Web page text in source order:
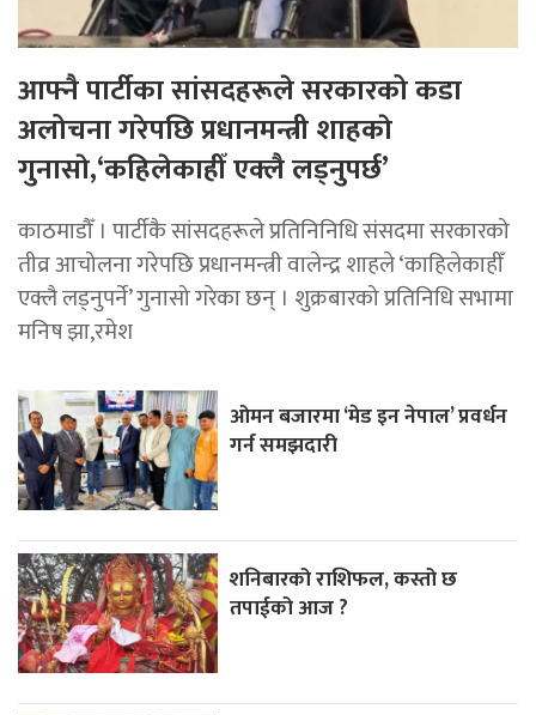
आफ्नै पार्टीका सांसदहरूले सरकारको कडा
अलोचना गरेपछि प्रधानमन्त्री शाहकाे
गुनासाे,‘कहिलेकाहीँ एक्लै लड्नुपर्छ’
काठमाडौँ । पार्टीकै सांसदहरूले प्रतिनिनिधि संसदमा सरकारको
तीव्र आचोलना गरेपछि प्रधानमन्त्री वालेन्द्र शाहले ‘काहिलेकाहीँ
एक्लै लड्नुपर्ने’ गुनासो गरेका छन् । शुक्रबारको प्रतिनिधि सभामा
मनिष झा,रमेश
ओमन बजारमा ‘मेड इन नेपाल’ प्रवर्धन
गर्न समझदारी
शनिबारको राशिफल, कस्तो छ
तपाईको आज ?